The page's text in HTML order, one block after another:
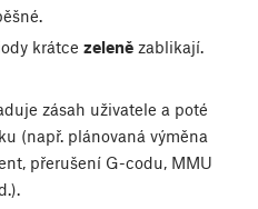
krátce zelenězablikají.
zásah uživatele a poté
(např. plánovaná výměna
přerušení G-codu, MMU